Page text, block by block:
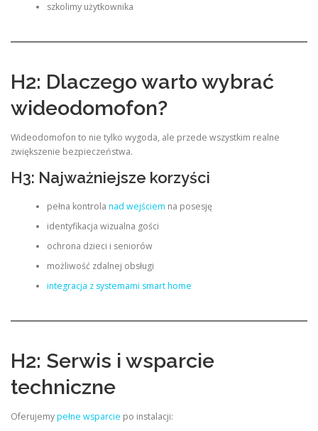
szkolimy użytkownika
H2: Dlaczego warto wybrać
wideodomofon?
Wideodomofon to nie tylko wygoda, ale przede wszystkim realne
zwiększenie bezpieczeństwa.
H3: Najważniejsze korzyści
pełna kontrola nad wejściem na posesję
identyfikacja wizualna gości
ochrona dzieci i seniorów
możliwość zdalnej obsługi
integracja z systemami smart home
H2: Serwis i wsparcie
techniczne
Oferujemypełne wsparcie po instalacji: